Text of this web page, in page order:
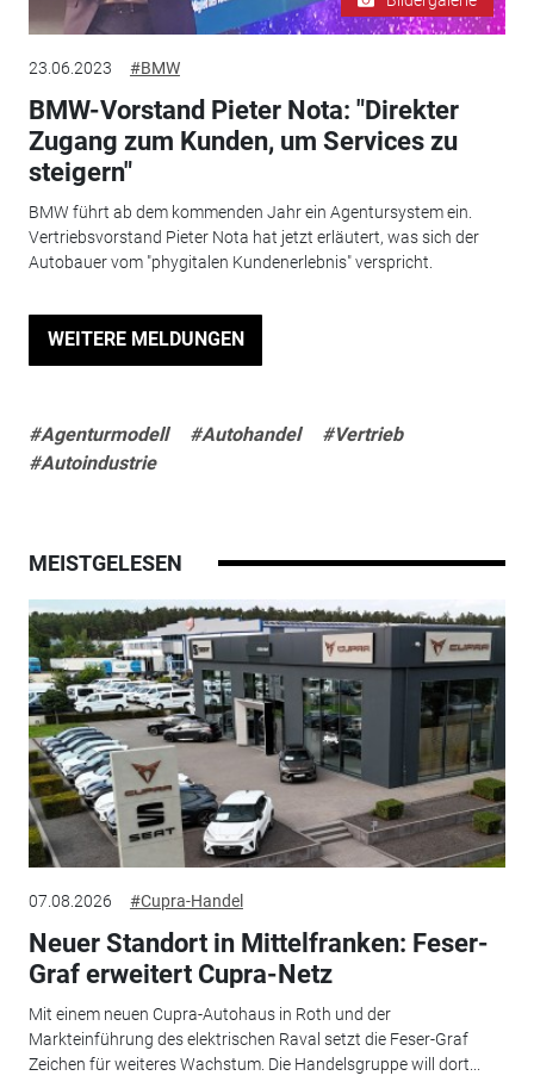
23.06.2023 #BMW
BMW-Vorstand Pieter Nota: "Direkter
Zugang zum Kunden, um Services zu
steigern"
BMW führt ab dem kommenden Jahr ein Agentursystem ein.
Vertriebsvorstand Pieter Nota hat jetzt erläutert, was sich der
Autobauer vom "phygitalen Kundenerlebnis" verspricht.
WEITERE MELDUNGEN
#Agenturmodell #Autohandel
#Vertrieb
#Autoindustrie
MEISTGELESEN
07.08.2026 #Cupra-Handel
Neuer Standort in Mittelfranken: Feser-
Graf erweitert Cupra-Netz
Mit einem neuen Cupra-Autohaus in Roth und der
Markteinführung des elektrischen Raval setzt die Feser-Graf
Zeichen für weiteres Wachstum. Die Handelsgruppe will dort...